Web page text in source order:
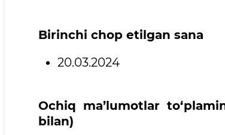
Birinchi chop etilgan sana
20.03.2024
Ochiq ma’lumotlar
bilan)